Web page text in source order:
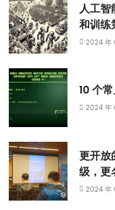
人工
和训练
2024 年
10 个
2024 年
更开放
级，
2024 年